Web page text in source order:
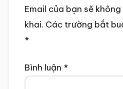
Email của bạn sẽ
khai. Các trường bắt
*
Bình luận *